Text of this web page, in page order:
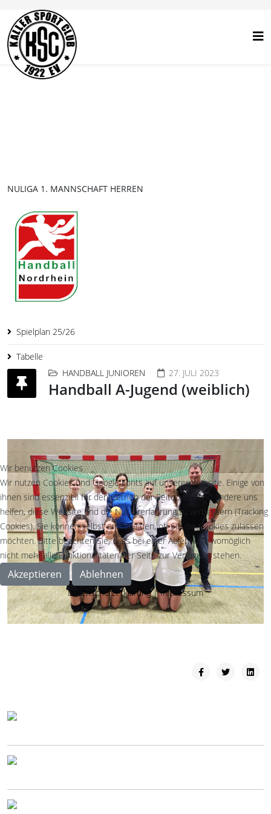
NULIGA 1. MANNSCHAFT HERREN
Spielplan 25/26
Tabelle
HANDBALL JUNIOREN
27. JULI 2023
Handball A-Jugend (weiblich)
Wir benutzen Cookies
Wir nutzen Cookies und Google Fonts auf unserer Website. Einige von
ihnen sind essenziell für den Betrieb der Seite, während andere uns
helfen, diese Website und die Nutzererfahrung zu verbessern (Tracking
Cookies). Sie können selbst entscheiden, ob Sie die Cookies zulassen
möchten. Bitte beachten Sie, dass bei einer Ablehnung womöglich
nicht mehr alle Funktionalitäten der Seite zur Verfügung stehen.
Akzeptieren Ablehnen
Datenschutzerklärung|Impressum